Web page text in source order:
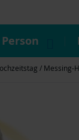
Person
/